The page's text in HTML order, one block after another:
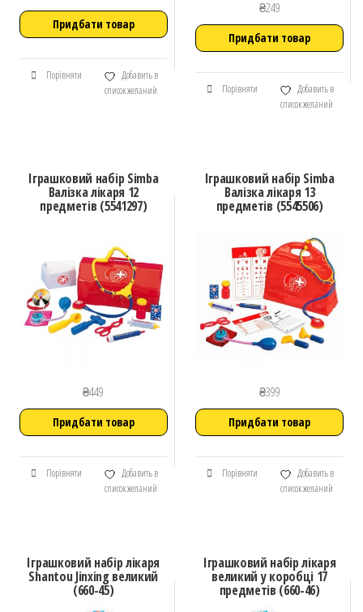
Придбати товар
Порівняти
Добавить в
список желаний
₴249
Придбати товар
Порівняти
Добавить в
список желаний
Іграшковий набір Simba
Валізка лікаря 12
предметів (5541297)
₴449
Придбати товар
Порівняти
Добавить в
список желаний
Іграшковий набір Simba
Валізка лікаря 13
предметів (5545506)
₴399
Придбати товар
Порівняти
Добавить в
список желаний
Іграшковий набір лікаря
Shantou Jinxing великий
(660-45)
Іграшковий набір лікаря
великий у коробці 17
предметів (660-46)